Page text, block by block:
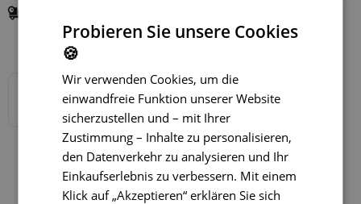
Verfügbare Varianten
Probieren Sie unsere Cookies
🍪
Wir verwenden Cookies, um die
einwandfreie Funktion unserer Website
sicherzustellen und – mit Ihrer
Zustimmung – Inhalte zu personalisieren,
den Datenverkehr zu analysieren und Ihr
Einkaufserlebnis zu verbessern. Mit einem
Klick auf „Akzeptieren“ erklären Sie sich